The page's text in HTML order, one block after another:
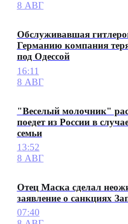
8 АВГ
Обслуживавшая
Германию компания
под Одессой
16:11
8 АВГ
"Веселый молочник"
поедет из России в
семьи
13:52
8 АВГ
Отец Маска сделал
заявление о санкциях
07:40